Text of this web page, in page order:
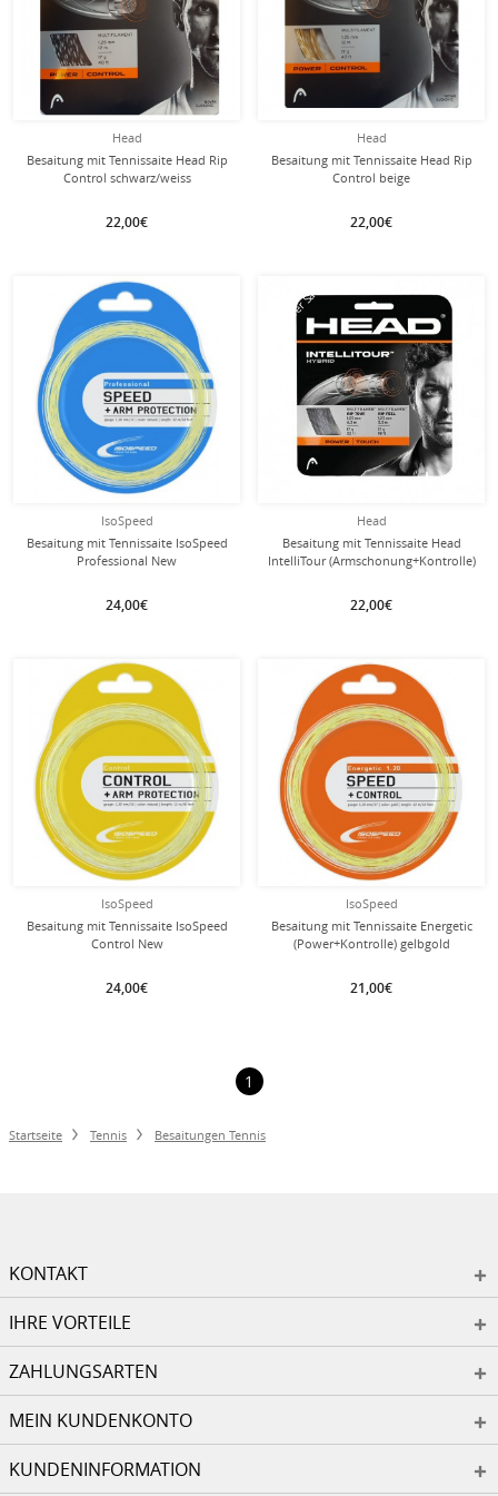
Head
Besaitung mit Tennissaite Head Rip
Control schwarz/weiss
22,00€
Head
Besaitung mit Tennissaite Head Rip
Control beige
22,00€
IsoSpeed
Besaitung mit Tennissaite IsoSpeed
Professional New
24,00€
Besaitung
mit dieser Saite
Head
Besaitung mit Tennissaite Head
IntelliTour (Armschonung+Kontrolle)
22,00€
Besaitung
mit dieser Saite
IsoSpeed
Besaitung mit Tennissaite IsoSpeed
Control New
24,00€
Besaitung
mit dieser Saite
IsoSpeed
Besaitung mit Tennissaite Energetic
(Power+Kontrolle) gelbgold
21,00€
Besaitung
mit dieser Saite
1
Startseite Tennis Besaitungen Tennis
KONTAKT
IHRE VORTEILE
ZAHLUNGSARTEN
MEIN KUNDENKONTO
KUNDENINFORMATION